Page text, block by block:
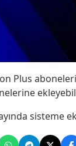
Plus
sisteme